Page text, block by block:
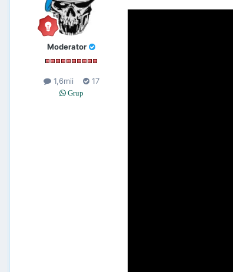
Moderator
1,6mii 17
Grup